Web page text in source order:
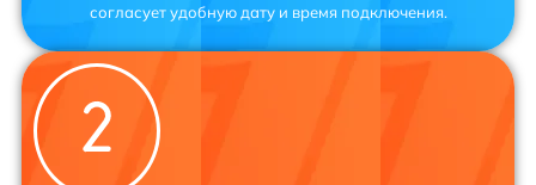
согласует удобную дату и время подключения.